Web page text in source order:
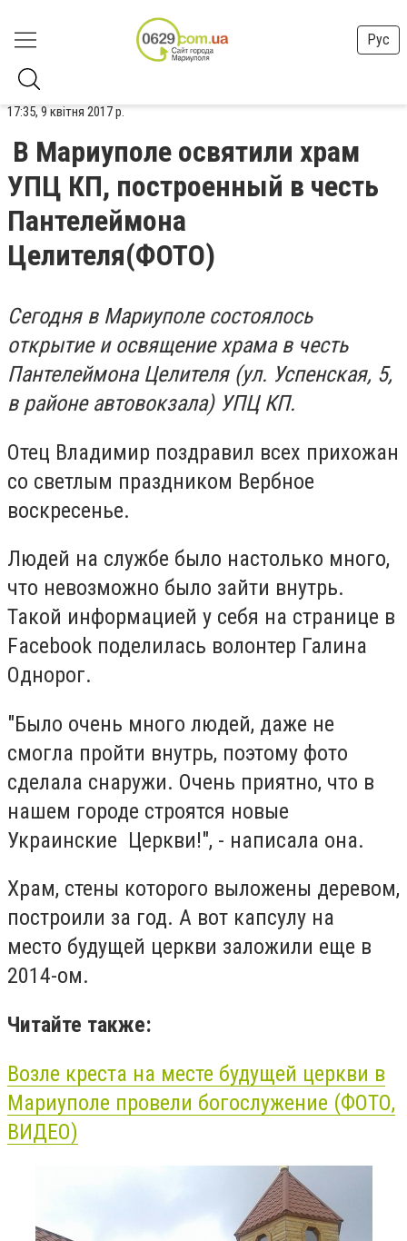
Рус
17:35, 9 квітня 2017 р.
В Мариуполе освятили храм
УПЦ КП, построенный в честь
Пантелеймона
Целителя(ФОТО)
Сегодня в Мариуполе состоялось
открытие и освящение храма в честь
Пантелеймона Целителя (ул. Успенская, 5,
в районе автовокзала) УПЦ КП.
Отец Владимир поздравил всех прихожан
со светлым праздником Вербное
воскресенье.
Людей на службе было настолько много,
что невозможно было зайти внутрь.
Такой информацией у себя на странице в
Facebook поделилась волонтер Галина
Однорог.
"Было очень много людей, даже не
смогла пройти внутрь, поэтому фото
сделала снаружи. Очень приятно, что в
нашем городе строятся новые
Украинские Церкви!", - написала она.
Храм, стены которого выложены деревом,
построили за год. А вот капсулу на
место будущей церкви заложили еще в
2014-ом.
Читайте также:
Возле креста на месте будущей церкви в
Мариуполе провели богослужение (ФОТО,
ВИДЕО)